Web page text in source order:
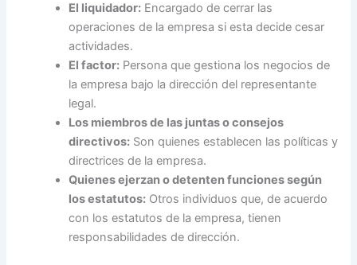
El liquidador: Encargado de cerrar las
operaciones de la empresa si esta decide cesar
actividades.
El factor: Persona que gestiona los negocios de
la empresa bajo la dirección del representante
legal.
Los miembros de las juntas o consejos
directivos: Son quienes establecen las políticas y
directrices de la empresa.
Quienes ejerzan o detenten funciones según
los estatutos: Otros individuos que, de acuerdo
con los estatutos de la empresa, tienen
responsabilidades de dirección.